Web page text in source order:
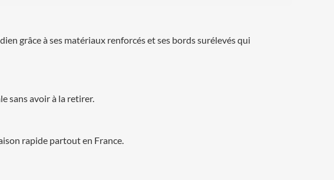
grâce à ses matériaux renforcés et ses bords surélevés qui
sans avoir à la retirer.
rapide partout en France.